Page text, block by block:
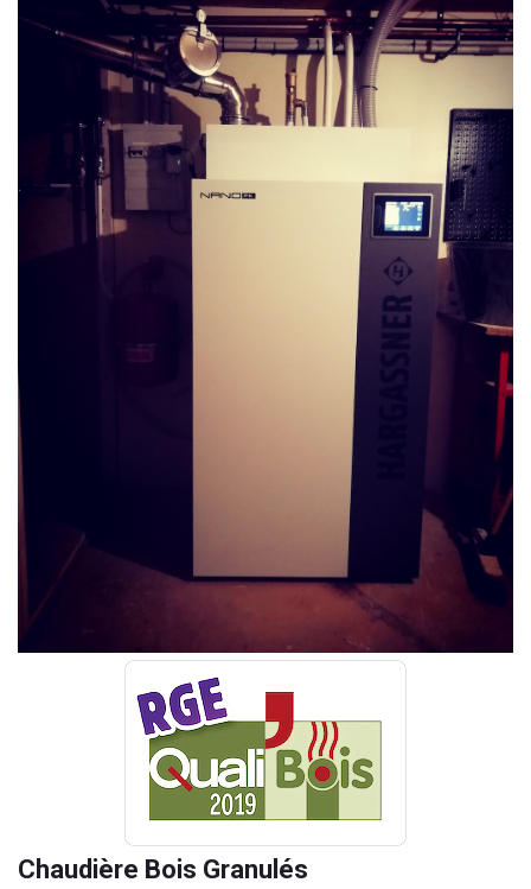
Chaudière Bois Granulés